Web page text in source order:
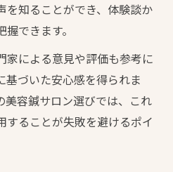
を知ることができ、体験談か
できます。
家による意見や評価も参考に
基づいた安心感を得られま
美容鍼サロン選びでは、これ
することが失敗を避けるポイ